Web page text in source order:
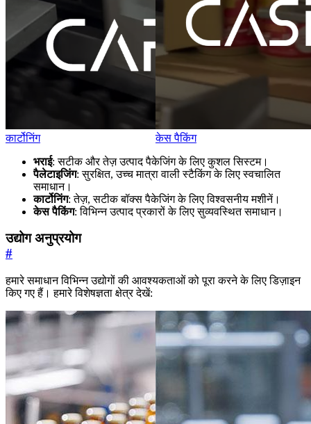
कार्टोनिंग
केस पैकिंग
भराई: सटीक और तेज़ उत्पाद पैकेजिंग के लिए कुशल सिस्टम।
पैलेटाइजिंग: सुरक्षित, उच्च मात्रा वाली स्टैकिंग के लिए स्वचालित
समाधान।
कार्टोनिंग: तेज़, सटीक बॉक्स पैकेजिंग के लिए विश्वसनीय मशीनें।
केस पैकिंग: विभिन्न उत्पाद प्रकारों के लिए सुव्यवस्थित समाधान।
उद्योग अनुप्रयोग
#
हमारे समाधान विभिन्न उद्योगों की आवश्यकताओं को पूरा करने के लिए डिज़ाइन
किए गए हैं। हमारे विशेषज्ञता क्षेत्र देखें: